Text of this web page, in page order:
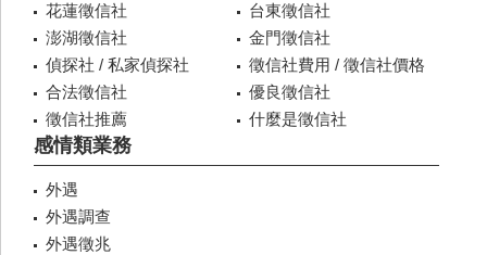
花蓮徵信社
台東徵信社
澎湖徵信社
金門徵信社
偵探社 / 私家偵探社
徵信社費用 / 徵信社價格
合法徵信社
優良徵信社
徵信社推薦
什麼是徵信社
感情類業務
外遇
外遇調查
外遇徵兆